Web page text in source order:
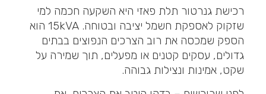
רכישת גנרטור תלת פאזי היא השקעה חכמה למי
שזקוק לאספקת חשמל יציבה ובטוחה. 15kVA הוא
הספק שמכסה את רוב הצרכים הנפוצים בבתים
גדולים, עסקים קטנים או מפעלים, תוך שמירה על
שקט, אמינות ונצילות גבוהה.